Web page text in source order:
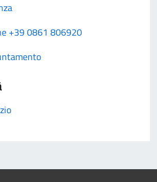
+39 0861 806920